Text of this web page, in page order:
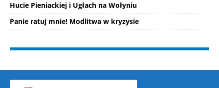
Hucie Pieniackiej i Ugłach na Wołyniu
Panie ratuj mnie! Modlitwa w kryzysie